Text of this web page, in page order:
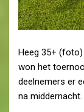
Heeg 35+
won het
deelnemers er
na middernacht.